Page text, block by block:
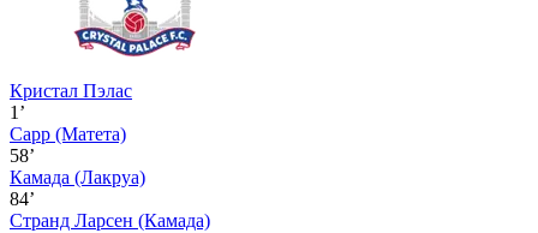
Кристал Пэлас
1’
Сарр (Матета)
58’
Камада (Лакруа)
84’
Странд Ларсен (Камада)